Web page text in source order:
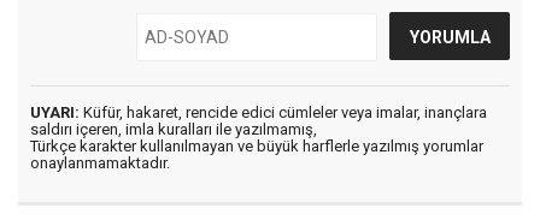
UYARI: Küfür, hakaret, rencide edici cümleler veya imalar, inançlara
saldırı içeren, imla kuralları ile yazılmamış,
Türkçe karakter kullanılmayan ve büyük harflerle yazılmış yorumlar
onaylanmamaktadır.